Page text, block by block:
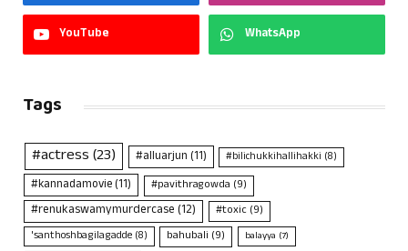
YouTube WhatsApp
Tags
#actress(23) #alluarjun(11) #bilichukkihallihakki (8)
#kannadamovie(11) #pavithragowda (9)
#renukaswamymurdercase(12) #toxic(9)
'santhoshbagilagadde (8) bahubali (9) balayya (7)